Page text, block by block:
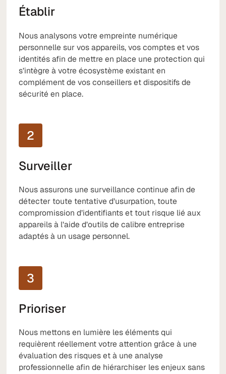
Établir
Nous analysons votre empreinte numérique
personnelle sur vos appareils, vos comptes et vos
identités afin de mettre en place une protection qui
s’intègre à votre écosystème existant en
complément de vos conseillers et dispositifs de
sécurité en place.
2
Surveiller
Nous assurons une surveillance continue afin de
détecter toute tentative d’usurpation, toute
compromission d’identifiants et tout risque lié aux
appareils à l’aide d’outils de calibre entreprise
adaptés à un usage personnel.
3
Prioriser
Nous mettons en lumière les éléments qui
requièrent réellement votre attention grâce à une
évaluation des risques et à une analyse
professionnelle afin de hiérarchiser les enjeux sans